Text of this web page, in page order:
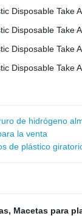
de hidrógeno
la venta
de plástico
, Macetas para